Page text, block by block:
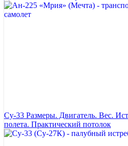
Су-33 Размеры. Двигатель. Вес.
полета. Практический потолок